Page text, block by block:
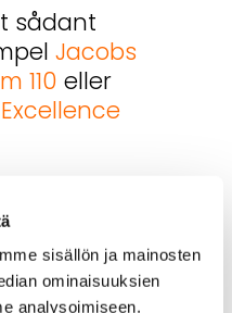
sisällön ja mainosten
ominaisuuksien
analysoimiseen.
sådant
Jacobs
110 eller
15 personer